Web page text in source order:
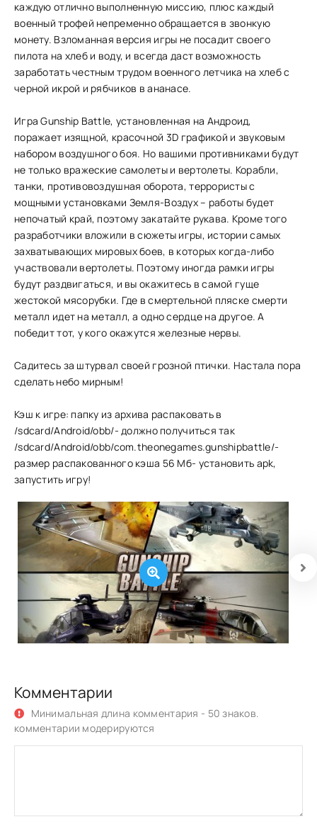
каждую отлично выполненную миссию, плюс каждый
военный трофей непременно обращается в звонкую
монету. Взломанная версия игры не посадит своего
пилота на хлеб и воду, и всегда даст возможность
заработать честным трудом военного летчика на хлеб с
черной икрой и рябчиков в ананасе.
Игра Gunship Battle, установленная на Андроид,
поражает изящной, красочной 3D графикой и звуковым
набором воздушного боя. Но вашими противниками будут
не только вражеские самолеты и вертолеты. Корабли,
танки, противовоздушная оборота, террористы с
мощными установками Земля-Воздух – работы будет
непочатый край, поэтому закатайте рукава. Кроме того
разработчики вложили в сюжеты игры, истории самых
захватывающих мировых боев, в которых когда-либо
участвовали вертолеты. Поэтому иногда рамки игры
будут раздвигаться, и вы окажитесь в самой гуще
жестокой мясорубки. Где в смертельной пляске смерти
металл идет на металл, а одно сердце на другое. А
победит тот, у кого окажутся железные нервы.
Садитесь за штурвал своей грозной птички. Настала пора
сделать небо мирным!
Кэш к игре: папку из архива распаковать в
/sdcard/Android/obb/- должно получиться так
/sdcard/Android/obb/com.theonegames.gunshipbattle/-
размер распакованного кэша 56 Мб- установить apk,
запустить игру!
Комментарии
Минимальная длина комментария - 50 знаков.
комментарии модерируются